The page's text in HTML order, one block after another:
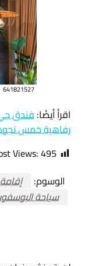
641821527
اقرأ أيضًا: فندق جي
رفاهية خمس نجوم
Views:495
الوسوم:
سياحة البوسفور